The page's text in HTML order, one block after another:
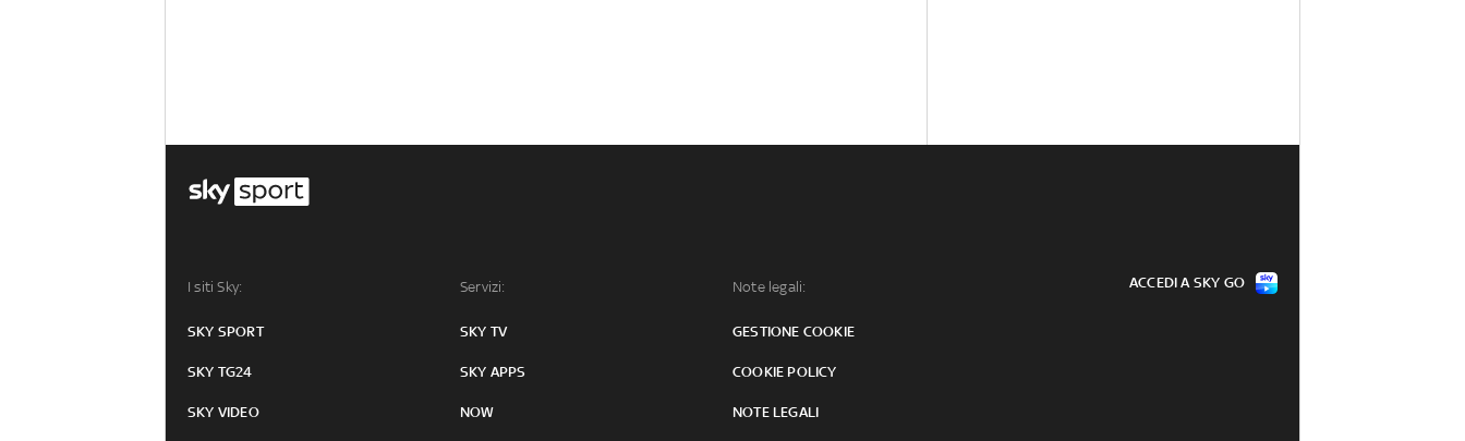
I siti Sky:
SKY SPORT
SKY TG24
SKY VIDEO
Servizi:
SKY TV
SKY APPS
NOW
Note legali:
GESTIONE COOKIE
COOKIE POLICY
NOTE LEGALI
ACCEDI A SKY GO